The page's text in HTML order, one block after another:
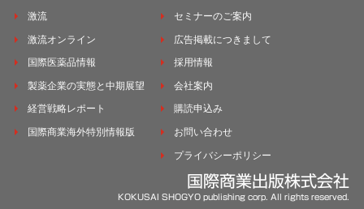
激流
激流オンライン
国際医薬品情報
製薬企業の実態と中期展望
経営戦略レポート
国際商業海外特別情報版
セミナーのご案内
広告掲載につきまして
採用情報
会社案内
購読申込み
お問い合わせ
プライバシーポリシー